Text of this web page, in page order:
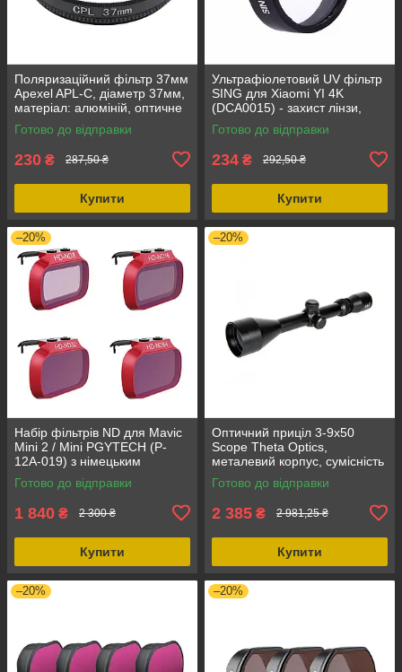
Поляризаційний фільтр 37мм
Apexel APL-C, діаметр 37мм,
матеріал: алюміній, оптичне
скло, тип світлофільтру -
поляризаційний
Готово до відправки
230 ₴ 287,50 ₴
Купити
Ультрафіолетовий UV фільтр
SING для Xiaomi YI 4K
(DCA0015) - захист лінзи,
оптичне скло, сумісність з
Xiaomi YI 4K Plus
Готово до відправки
234 ₴ 292,50 ₴
Купити
–20%
Набір фільтрів ND для Mavic
Mini 2 / Mini PGYTECH (P-
12A-019) з німецьким
оптичним склом Schott, 4
фільтри ND
Готово до відправки
1 840 ₴ 2 300 ₴
Купити
–20%
Оптичний приціл 3-9x50
Scope Theta Optics,
металевий корпус, сумісність
RIS 22 мм, діаметр об'єктиву
50 мм
Готово до відправки
2 385 ₴ 2 981,25 ₴
Купити
–20% –20%